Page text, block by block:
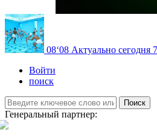
08‘08 Актуально сегодня
Войти
поиск
Поиск
Генеральный партнер: